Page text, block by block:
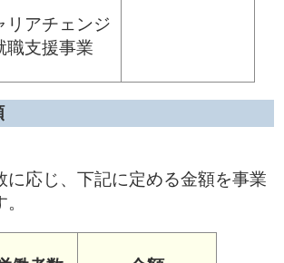
リアチェンジ
職支援事業
応じ、下記に定める金額を事業